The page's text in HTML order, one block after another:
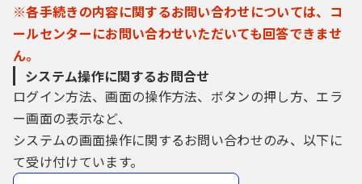
※各手続きの内容に関するお問い合わせについては、コ
ールセンターにお問い合わせいただいても回答できませ
ん。
システム操作に関するお問合せ
ログイン方法、画面の操作方法、ボタンの押し方、エラ
ー画面の表示など、
システムの画面操作に関するお問い合わせのみ、以下に
て受け付けています。